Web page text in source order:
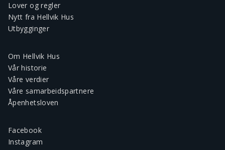
Lover og regler
Nytt fra Hellvik Hus
Utbygginger
Om Hellvik Hus
Vår historie
Våre verdier
Våre samarbeidspartnere
Åpenhetsloven
Facebook
Instagram